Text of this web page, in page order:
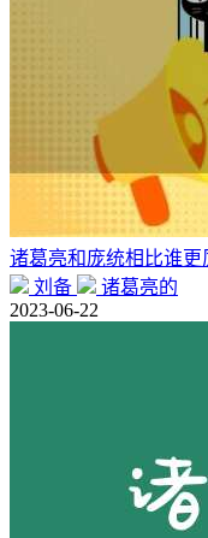
诸葛亮和庞统相比谁
刘备
诸葛亮的
2023-06-22